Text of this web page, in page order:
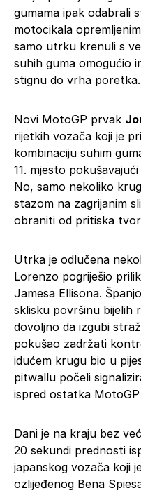
gumama ipak odabrali
motocikala
samo utrku krenuli s
suhih guma omogućio
stignu do vrha poretka.
Novi MotoGP prvak
rijetkih vozača koji je
kombinaciju suhim
11. mjesto
No, samo nekoliko
stazom na zagrijanim
obraniti od pritiska
Utrka je odlučena
Lorenzo pogriješio
Jamesa Ellisona.
sklisku površinu bijelih
dovoljno da izgubi
pokušao zadržati
idućem krugu bio u
pitwallu počeli
ispred ostatka
Dani je na kraju bez
20 sekundi prednosti
japanskog vozača koji
ozlijeđenog Bena